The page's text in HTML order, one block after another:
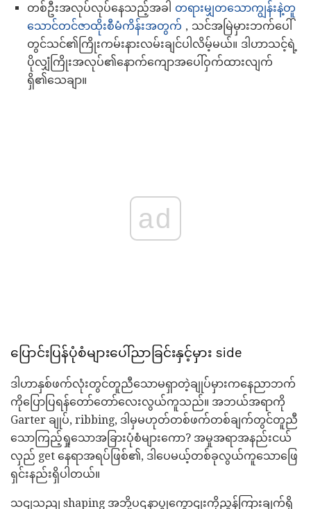
တစ်ဦးအလုပ်လုပ်နေသည့်အခါ တရားမျှတသောကျွန်းနဲ့တူ
သောင်တင်ဇာထိုးစီမံကိန်းအတွက် , သင်အမြဲမှားဘက်ပေါ်
တွင်သင်၏ကြိုးကမ်းနားလမ်းချင်ပါလိမ့်မယ်။ ဒါဟာသင့်ရဲ့
ပိုလျှံကြိုးအလုပ်၏နောက်ကျောအပေါ်ဝှက်ထားလျက်
ရှိ၏သေချာ။
ad
ပြောင်းပြန်ပုံစံများပေါ်ညာခြင်းနှင့်မှား side
ဒါဟာနှစ်ဖက်လုံးတွင်တူညီသောမရှာတဲ့ချုပ်မှားကနေညာဘက်
ကိုပြောပြရန်တော်တော်လေးလွယ်ကူသည်။ အဘယ်အရာကို
Garter ချုပ်, ribbing, ဒါမှမဟုတ်တစ်ဖက်တစ်ချက်တွင်တူညီ
သောကြည့်ရှုသောအခြားပုံစံများကော? အမှုအရာအနည်းငယ်
လှည် get နေရာအရပ်ဖြစ်၏, ဒါပေမယ့်တစ်ခုလွယ်ကူသောဖြေ
ရှင်းနည်းရှိပါတယ်။
သငျသညျ shaping အဘို့ပဌနာပွုကွောငျးကိုညွှန်ကြားချက်ရှိ